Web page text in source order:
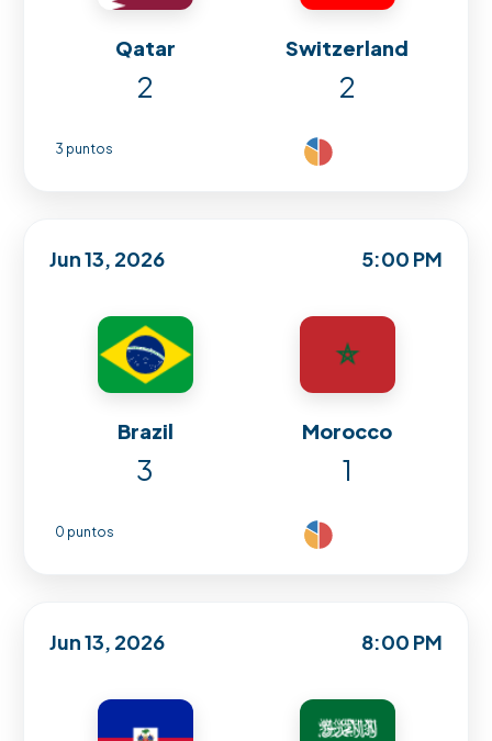
Qatar Switzerland
2 2
3 puntos
Jun 13, 2026 5:00 PM
Brazil Morocco
3 1
0 puntos
Jun 13, 2026 8:00 PM